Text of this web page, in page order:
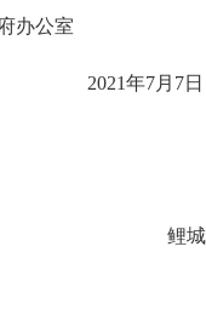
办公室
2021年7月 7日
鲤